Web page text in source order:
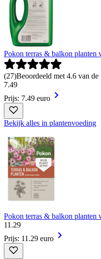
Pokon terras & balkon planten
(27)Beoordeeld met 4.6 van
7.49
Prijs: 7.49 euro
Bekijk alles in plantenvoeding
Pokon terras & balkon planten
11 .29
Prijs: 11.29 euro